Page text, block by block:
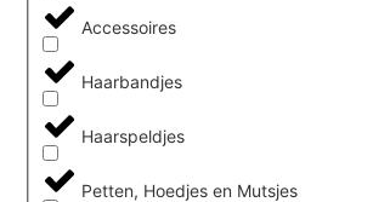
Accessoires
Haarbandjes
Haarspeldjes
Petten, Hoedjes en Mutsjes